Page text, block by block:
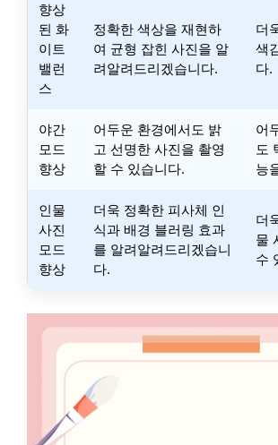
향상
된 화
이트
밸런
스
정확한 색상을 재현하
여 균형 잡힌 사진을 알
려알려드리겠습니다.
더
색
다.
야간
모드
향상
어두운 환경에서도 밝
고 선명한 사진을 촬영
할 수 있습니다.
어
도
능
인물
사진
모드
향상
더욱 정확한 피사체 인
식과 배경 블러링 효과
를 알려알려드리겠습니
다.
더
물
수